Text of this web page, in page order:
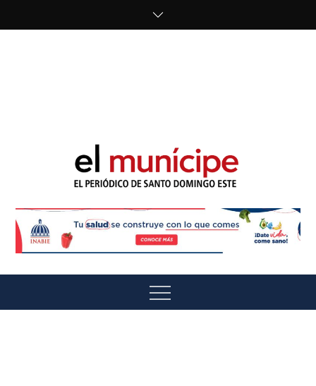
El Munícipe
Menu